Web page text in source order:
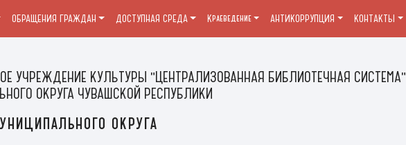
УЧРЕЖДЕНИЕ КУЛЬТУРЫ "ЦЕНТРАЛИЗОВАННАЯ БИБЛИОТЕЧНАЯ СИСТЕМА"
ОКРУГА ЧУВАШСКОЙ РЕСПУБЛИКИ
округа
ОБРАЩЕНИЯ ГРАЖДАН ДОСТУПНАЯ СРЕДА Краеведение АНТИКОРРУПЦИЯ КОНТАКТЫ